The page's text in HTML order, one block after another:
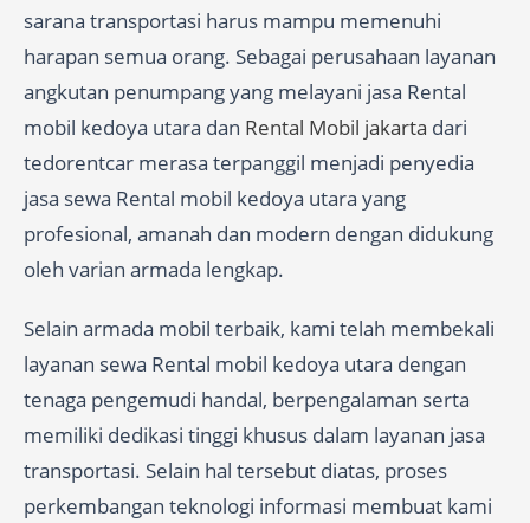
sarana transportasi harus mampu memenuhi
harapan semua orang. Sebagai perusahaan layanan
angkutan penumpang yang melayani jasa Rental
mobil kedoya utara dan Rental Mobil jakarta dari
tedorentcar merasa terpanggil menjadi penyedia
jasa sewa Rental mobil kedoya utara yang
profesional, amanah dan modern dengan didukung
oleh varian armada lengkap.
Selain armada mobil terbaik, kami telah membekali
layanan sewa Rental mobil kedoya utara dengan
tenaga pengemudi handal, berpengalaman serta
memiliki dedikasi tinggi khusus dalam layanan jasa
transportasi. Selain hal tersebut diatas, proses
perkembangan teknologi informasi membuat kami